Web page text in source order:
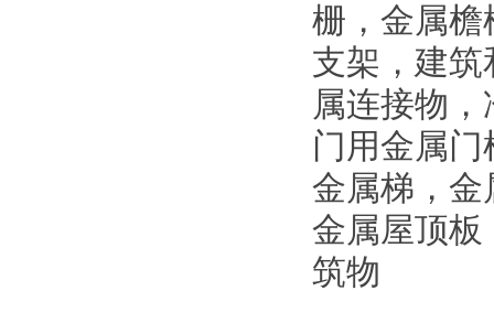
栅，金属檐
支架，建
属连接物
门用金属
金属梯，金
金属屋顶板
筑物